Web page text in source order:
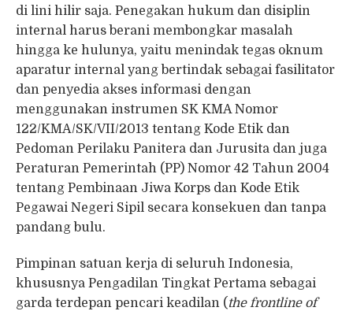
di lini hilir saja. Penegakan hukum dan disiplin
internal harus berani membongkar masalah
hingga ke hulunya, yaitu menindak tegas oknum
aparatur internal yang bertindak sebagai fasilitator
dan penyedia akses informasi dengan
menggunakan instrumen SK KMA Nomor
122/KMA/SK/VII/2013 tentang Kode Etik dan
Pedoman Perilaku Panitera dan Jurusita dan juga
Peraturan Pemerintah (PP) Nomor 42 Tahun 2004
tentang Pembinaan Jiwa Korps dan Kode Etik
Pegawai Negeri Sipil secara konsekuen dan tanpa
pandang bulu.
Pimpinan satuan kerja di seluruh Indonesia,
khususnya Pengadilan Tingkat Pertama sebagai
garda terdepan pencari keadilan ( the frontline of